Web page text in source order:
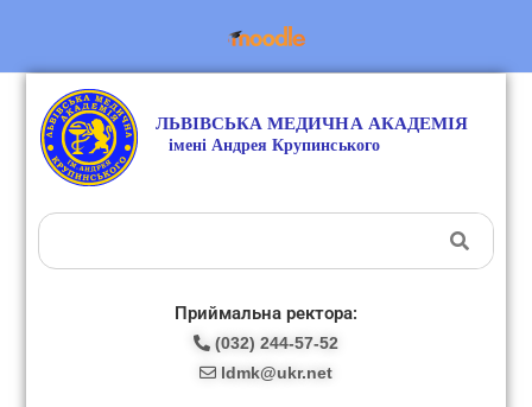
Приймальна ректора:
(032) 244-57-52
ldmk@ukr.net